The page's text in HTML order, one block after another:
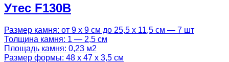
Утес F130B
Размер камня: от 9 х 9 см до 25,5 х 11,5 см — 7 шт
Толщина камня: 1 — 2,5 см
Площадь камня: 0,23 м2
Размер формы: 48 х 47 х 3,5 см